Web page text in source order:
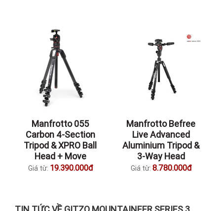
Manfrotto 055
Carbon 4-Section
Tripod & XPRO Ball
Head + Move
Giá từ: 19.390.000đ
Manfrotto Befree
Live Advanced
Aluminium Tripod &
3-Way Head
Giá từ: 8.780.000đ